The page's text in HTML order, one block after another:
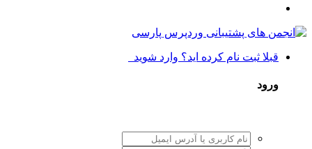
قبلا ثبت نام کرده اید؟ وارد شوید
ورود